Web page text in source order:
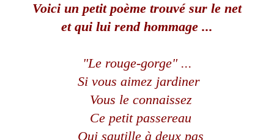
Voici un petit poème trouvé sur le net
et qui lui rend hommage ...
"Le rouge-gorge" ...
Si vous aimez jardiner
Vous le connaissez
Ce petit passereau
Qui sautille à deux pas